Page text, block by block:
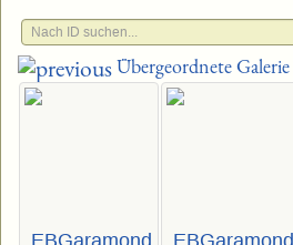
Übergeordnete Galerie